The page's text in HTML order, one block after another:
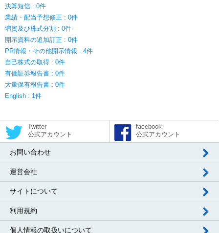
決算短信 : 0件
業績・配当予想修正 : 0件
増資及び株式分割 : 0件
開示資料の追加訂正 : 0件
PR情報・その他開示情報 : 4件
自己株式の取得 : 0件
有価証券報告書 : 0件
大量保有報告書 : 0件
English : 1件
Twitter
公式アカウント
facebook
公式アカウント
お問い合わせ
運営会社
サイトについて
利用規約
個人情報の取扱いについて